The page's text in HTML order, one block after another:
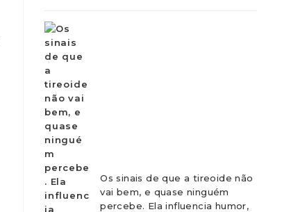
Os sinais de que a tireoide não
vai bem, e quase ninguém
percebe. Ela influencia humor,